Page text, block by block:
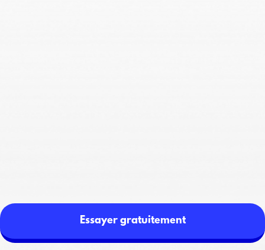
Essayer gratuitement